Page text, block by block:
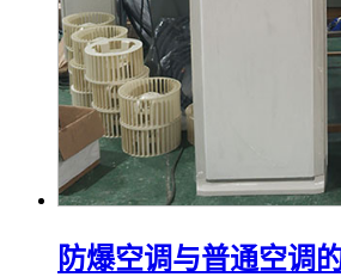
防爆空调与普通空调